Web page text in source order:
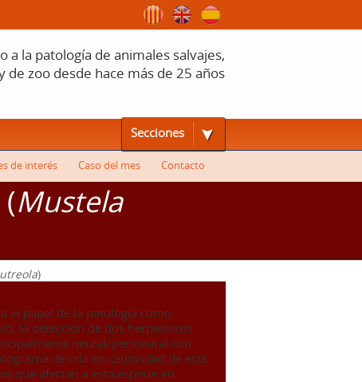
a la patología de animales salvajes,
de zoo desde hace más de 25 años
Secciones
de interés Caso del mes Contacto
Mustela
)
el papel de la patología como
la detección de dos herpesvirus
neural/perineural con
de cría en cautividad de esta
que afectan a esta especie en